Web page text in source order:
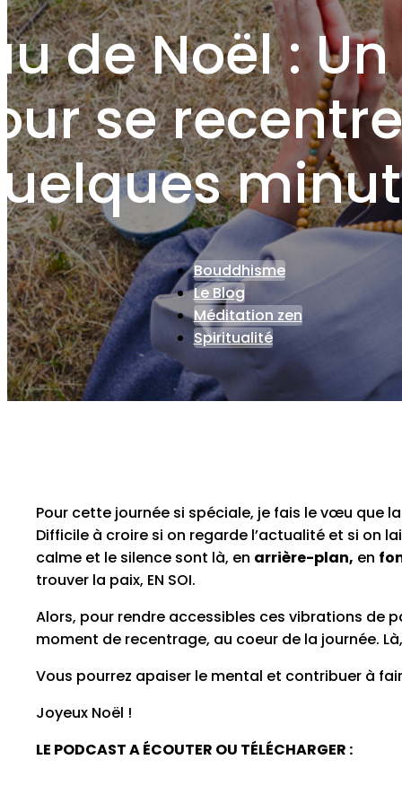
de Noël :
se
Bouddhisme
Le Blog
Méditation zen
Spiritualité
Pour cette journée si spéciale, je fais le vœu que
Difficile à croire si on regarde l’actualité et si on
calme et le silence sont là, en arrière-plan, en
trouver la paix, EN SOI.
Alors, pour rendre accessibles ces vibrations de
moment de recentrage, au coeur de la journée.
Vous pourrez apaiser le mental et contribuer à
Joyeux Noël !
LE PODCAST A ÉCOUTER OU TÉLÉCHARGER :